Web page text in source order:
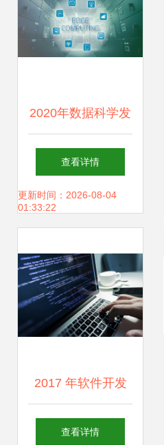
2020年数据科学发
展趋势 人工智能、
物联网与边缘计算
查看详情
更新时间：2026-08-04
01:33:22
2017 年软件开发
人员需要面对的 7
查看详情